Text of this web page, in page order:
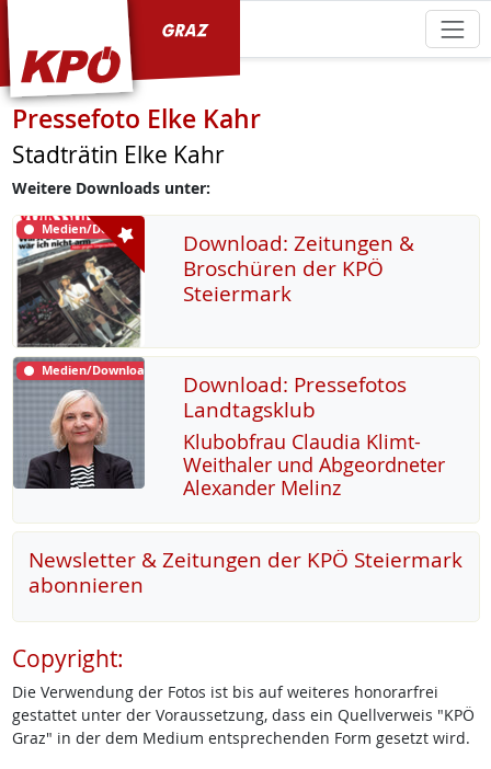
Pressefoto Elke Kahr
Stadträtin Elke Kahr
Weitere Downloads unter:
Medien/Download
Download: Zeitungen &
Broschüren der KPÖ
Steiermark
Medien/Download
Download: Pressefotos
Landtagsklub
Klu­b­ob­frau Clau­dia Klimt-
Weitha­ler und Ab­ge­ord­ne­ter
Alex­an­der Me­linz
Newsletter & Zeitungen der KPÖ Steiermark
abonnieren
Copyright:
Die Verwendung der Fotos ist bis auf weiteres honorarfrei
gestattet unter der Voraussetzung, dass ein Quellverweis "KPÖ
Graz" in der dem Medium entsprechenden Form gesetzt wird.